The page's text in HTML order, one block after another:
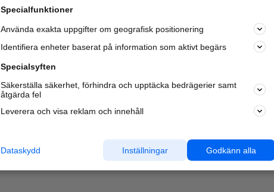
Specialfunktioner
Använda exakta uppgifter om geografisk positionering
Identifiera enheter baserat på information som aktivt begärs
Specialsyften
Säkerställa säkerhet, förhindra och upptäcka bedrägerier samt
åtgärda fel
Leverera och visa reklam och innehåll
Godkänn alla
Inställningar
Dataskydd